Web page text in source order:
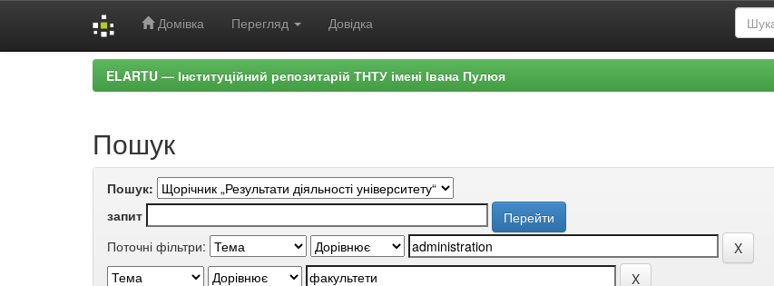
Домівка Перегляд Довідка
ELARTU — Інституційний репозитарій ТНТУ імені Івана Пулюя
Пошук
Пошук:
запит
Поточні фільтри: